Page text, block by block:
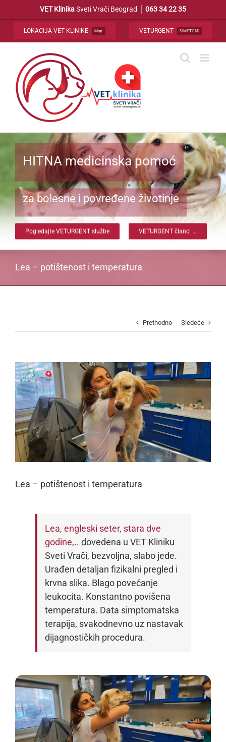
VET KlinikaSveti Vrači Beograd │ 063 34 22 35
LOKACIJA VET KLINIKE Map VETURGENT SIMPTOMI
HITNA medicinska pomoć
za bolesne i povređene životinje
Pogledajte VETURGENT službe VETURGENT članci ...
Lea – potištenost i temperatura
Prethodno Sledeće
View
Larger
Image
Lea – potištenost i temperatura
Lea, engleski seter, stara dve
godine,.. dovedena u VET Kliniku
Sveti Vrači, bezvoljna, slabo jede.
Urađen detaljan fizikalni pregled i
krvna slika. Blago povećanje
leukocita. Konstantno povišena
temperatura. Data simptomatska
terapija, svakodnevno uz nastavak
dijagnostičkih procedura.